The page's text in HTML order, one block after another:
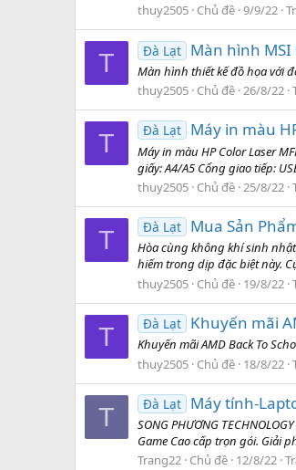
thuy2505 Chủ đề 9/9/22
T Đà Lạt Màn hình
Màn hình thiết kế đồ họa với
thuy2505 Chủ đề 26/8/22
T Đà Lạt Máy in màu
Máy in màu HP Color Laser
giấy: A4/A5 Cổng giao tiếp:
thuy2505 Chủ đề 25/8/22
T Đà Lạt Mua Sản
Hòa cùng không khí sinh
hiếm trong dịp đặc biệt này.
thuy2505 Chủ đề 19/8/22
T Đà Lạt Khuyến mãi
Khuyến mãi AMD Back To
thuy2505 Chủ đề 18/8/22
T Đà Lạt Máy tính-
SONG PHƯƠNG
Game Cao cấp trọn gói. Giải
Trang22 Chủ đề 12/8/22